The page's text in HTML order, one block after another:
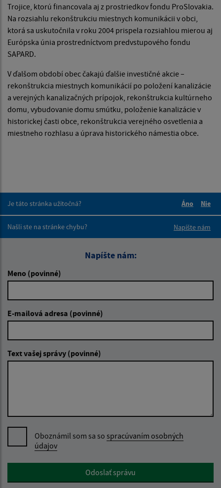
Trojice, ktorú financovala aj z prostriedkov fondu ProSlovakia.
Na rozsiahlu rekonštrukciu miestnych komunikácii v obci,
ktorá sa uskutočnila v roku 2004 prispela rozsiahlou mierou aj
Európska únia prostredníctvom predvstupového fondu
SAPARD.
V ďalšom období obec čakajú ďalšie investičné akcie –
rekonštrukcia miestnych komunikácií po položení kanalizácie
a verejných kanalizačných prípojok, rekonštrukcia kultúrneho
domu, vybudovanie domu smútku, položenie kanalizácie v
historickej časti obce, rekonštrukcia verejného osvetlenia a
miestneho rozhlasu a úprava historického námestia obce.
Je táto stránka užitočná?
Áno
Nie
Našli ste na stránke chybu?
Napíšte nám
Napíšte nám:
Meno (povinné)
E-mailová adresa (povinné)
Text vašej správy (povinné)
Oboznámil som sa so spracúvaním osobných
údajov
Google reCaptcha ResponseOdoslať správu